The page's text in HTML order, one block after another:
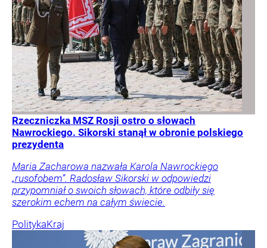
Rzeczniczka MSZ Rosji ostro o słowach
Nawrockiego. Sikorski stanął w obronie polskiego
prezydenta
Maria Zacharowa nazwała Karola Nawrockiego
„rusofobem”. Radosław Sikorski w odpowiedzi
przypomniał o swoich słowach, które odbiły się
szerokim echem na całym świecie.
PolitykaKraj